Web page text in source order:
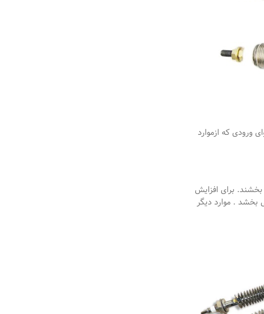
ورودی که ازموارد
بخشند. برای افزایش
بخشد . موارد دیگر